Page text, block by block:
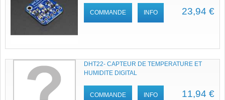
23,94 €
COMMANDE INFO
DHT22- CAPTEUR DE TEMPERATURE ET
HUMIDITE DIGITAL
11,94 €
COMMANDE INFO